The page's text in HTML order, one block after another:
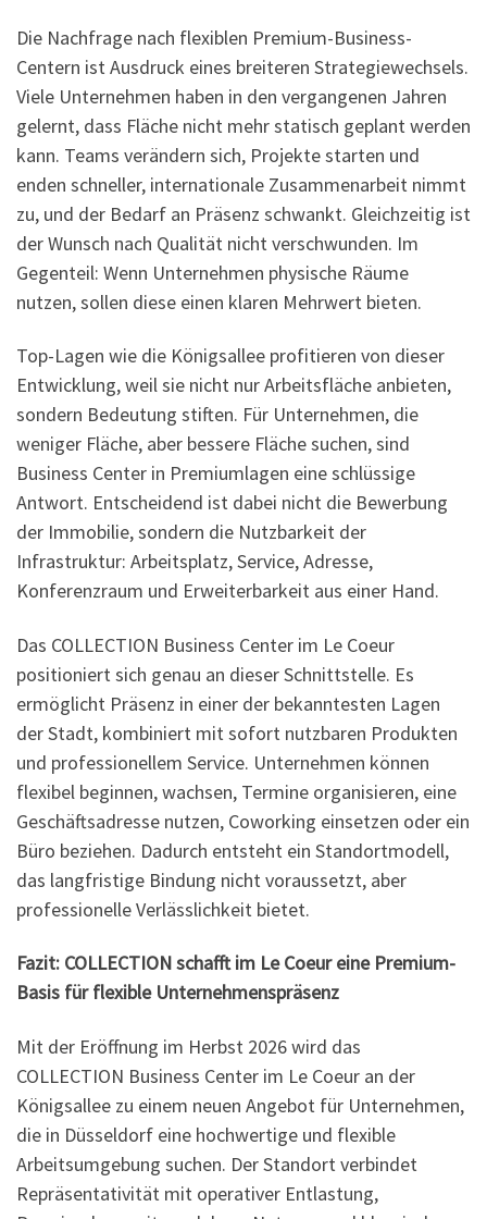
Die Nachfrage nach flexiblen Premium-Business-
Centern ist Ausdruck eines breiteren Strategiewechsels.
Viele Unternehmen haben in den vergangenen Jahren
gelernt, dass Fläche nicht mehr statisch geplant werden
kann. Teams verändern sich, Projekte starten und
enden schneller, internationale Zusammenarbeit nimmt
zu, und der Bedarf an Präsenz schwankt. Gleichzeitig ist
der Wunsch nach Qualität nicht verschwunden. Im
Gegenteil: Wenn Unternehmen physische Räume
nutzen, sollen diese einen klaren Mehrwert bieten.
Top-Lagen wie die Königsallee profitieren von dieser
Entwicklung, weil sie nicht nur Arbeitsfläche anbieten,
sondern Bedeutung stiften. Für Unternehmen, die
weniger Fläche, aber bessere Fläche suchen, sind
Business Center in Premiumlagen eine schlüssige
Antwort. Entscheidend ist dabei nicht die Bewerbung
der Immobilie, sondern die Nutzbarkeit der
Infrastruktur: Arbeitsplatz, Service, Adresse,
Konferenzraum und Erweiterbarkeit aus einer Hand.
Das COLLECTION Business Center im Le Coeur
positioniert sich genau an dieser Schnittstelle. Es
ermöglicht Präsenz in einer der bekanntesten Lagen
der Stadt, kombiniert mit sofort nutzbaren Produkten
und professionellem Service. Unternehmen können
flexibel beginnen, wachsen, Termine organisieren, eine
Geschäftsadresse nutzen, Coworking einsetzen oder ein
Büro beziehen. Dadurch entsteht ein Standortmodell,
das langfristige Bindung nicht voraussetzt, aber
professionelle Verlässlichkeit bietet.
Fazit: COLLECTION schafft im Le Coeur eine Premium-
Basis für flexible Unternehmenspräsenz
Mit der Eröffnung im Herbst 2026 wird das
COLLECTION Business Center im Le Coeur an der
Königsallee zu einem neuen Angebot für Unternehmen,
die in Düsseldorf eine hochwertige und flexible
Arbeitsumgebung suchen. Der Standort verbindet
Repräsentativität mit operativer Entlastung,